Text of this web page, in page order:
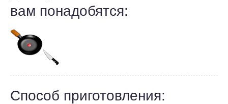
вам понадобятся:
Способ приготовления: